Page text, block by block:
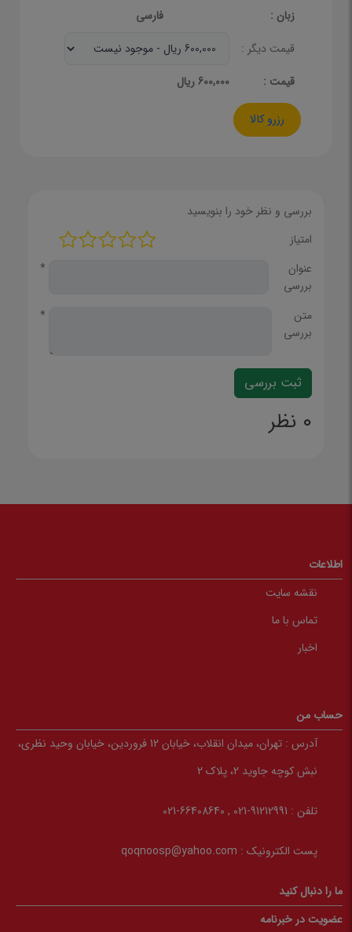
زبان :
فارسی
قیمت دیگر :
قيمت :
600,000 ریال
رزرو کالا
بررسی و نظر خود را بنویسید
امتیاز
عنوان
بررسی
*
متن
بررسی
*
0 نظر
اطلاعات
نقشه سایت
تماس با ما
اخبار
حساب من
آدرس :
تهران، میدان انقلاب، خیابان 12 فروردین، خیابان وحید نظری،
نبش کوچه جاوید 2، پلاک 2
تلفن : 91212991-021 , 66408640-021
پست الکترونیک : qoqnoosp@yahoo.com
ما را دنبال کنید
عضویت در خبرنامه